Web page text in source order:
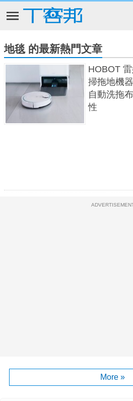
地毯 的最新熱門文章
HOBOT
掃拖地機
自動洗拖
性
More »